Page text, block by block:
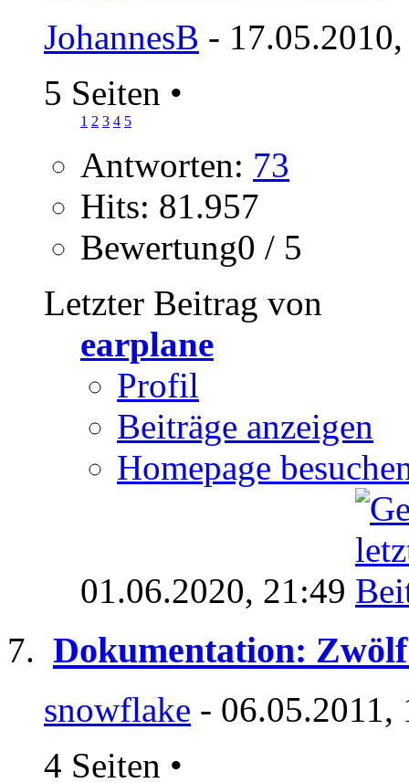
JohannesB -
5 Seiten •
1 2 3 4 5
Antworten: 73
Hits: 81.957
Bewertung0 / 5
Letzter Beitrag von
earplane
Profil
Beiträge anzeigen
Homepage
01.06.2020, 21:49
Dokumentation:
snowflake - 06.05.2011,
4 Seiten •